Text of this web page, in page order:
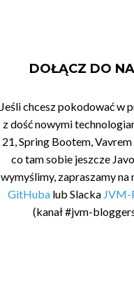
DOŁĄCZ DO
Jeśli chcesz pokodować w
z dość nowymi
21, Spring Bootem,
co tam sobie jeszcze
wymyślimy, zapraszamy na
GitHubalub Slacka JVM-
(kanał #jvm-